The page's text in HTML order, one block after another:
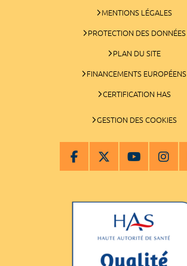
MENTIONS LÉGALES
PROTECTION DES DONNÉES
PLAN DU SITE
FINANCEMENTS EUROPÉENS
CERTIFICATION HAS
GESTION DES COOKIES